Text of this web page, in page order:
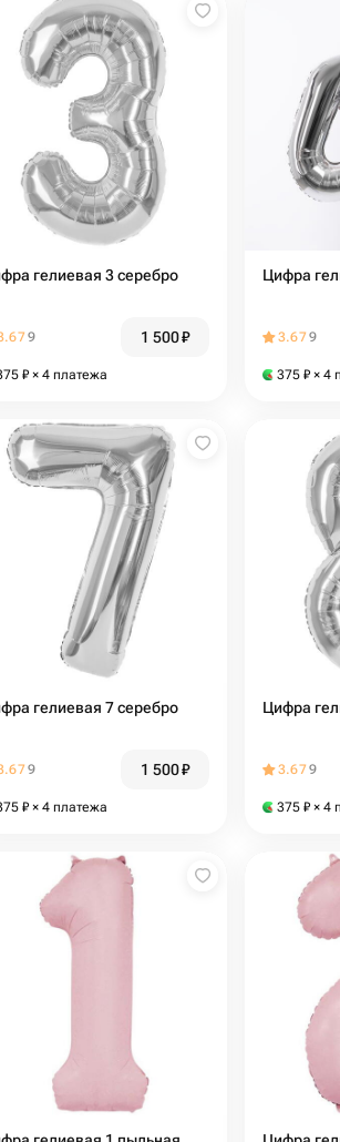
гелиевая 3 серебро
9 1 500₽
₽ × 4 платежа
Цифра
3.679
375 ₽ × 4
гелиевая 7 серебро
9 1 500₽
₽ × 4 платежа
Цифра
3.679
375 ₽ × 4